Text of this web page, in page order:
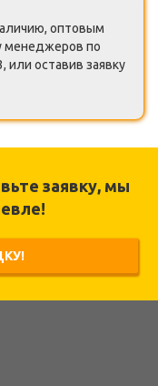
оптовым
менеджеров по
оставив заявку
заявку, мы